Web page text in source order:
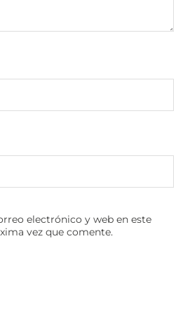
electrónico y web en este
vez que comente.